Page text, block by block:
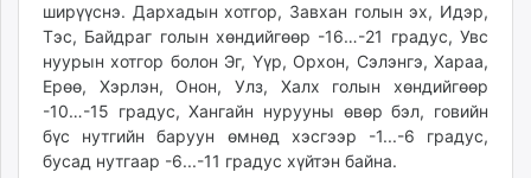
zarig.mn
today.mn
zuv.mn
mminfo.mn
ugluu.mn
urlag.mn
ширүүснэ. Дархадын хотгор, Завхан голын эх, Идэр,
Тэс, Байдраг голын хөндийгөөр -16…-21 градус, Увс
нуурын хотгор болон Эг, Үүр, Орхон, Сэлэнгэ, Хараа,
Ерөө, Хэрлэн, Онон, Улз, Халх голын хөндийгөөр
-10…-15 градус, Хангайн нурууны өвөр бэл, говийн
бүс нутгийн баруун өмнөд хэсгээр -1...-6 градус,
бусад нутгаар -6...-11 градус хүйтэн байна.